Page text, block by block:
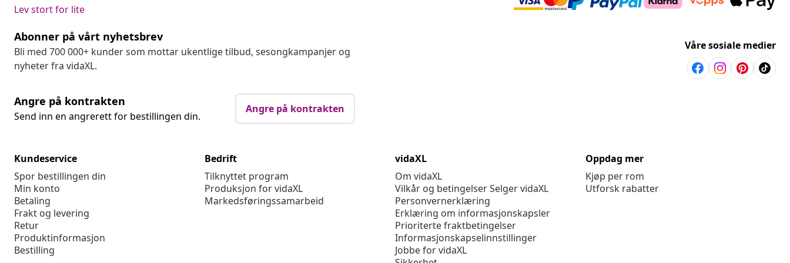
Lev stort for lite
Abonner på vårt nyhetsbrev
Bli med 700 000+ kunder som mottar ukentlige tilbud, sesongkampanjer og
nyheter fra vidaXL.
Våre sosiale medier
Angre på kontrakten
Send inn en angrerett for bestillingen din.
Angre på kontrakten
Kundeservice
Spor bestillingen din
Min konto
Betaling
Frakt og levering
Retur
Produktinformasjon
Bestilling
Bedrift
Tilknyttet program
Produksjon for vidaXL
Markedsføringssamarbeid
vidaXL
Om vidaXL
Vilkår og betingelser Selger vidaXL
Personvernerklæring
Erklæring om informasjonskapsler
Prioriterte fraktbetingelser
Informasjonskapselinnstillinger
Jobbe for vidaXL
Oppdag mer
Kjøp per rom
Utforsk rabatter